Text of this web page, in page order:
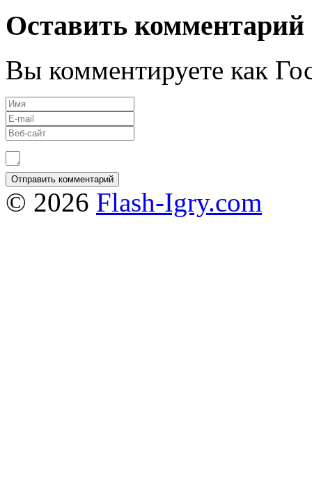
Оставить комментарий
Вы комментируете как
© 2026 Flash-Igry.com